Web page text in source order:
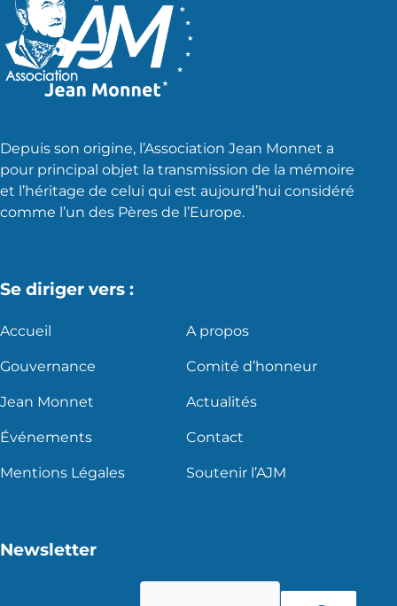
Depuis son origine, l’Association Jean Monnet a
pour principal objet la transmission de la mémoire
et l’héritage de celui qui est aujourd’hui considéré
comme l’un des Pères de l’Europe.
Se diriger vers :
Accueil A propos
Gouvernance Comité d’honneur
Jean Monnet Actualités
Événements Contact
Mentions Légales Soutenir l’AJM
Newsletter